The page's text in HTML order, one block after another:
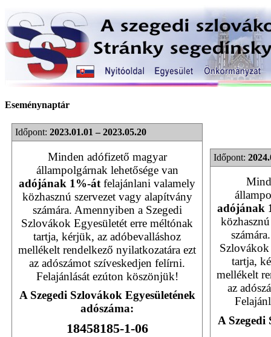
Eseménynaptár
Időpont: 2023.01.01 – 2023.05.20
Minden adófizető magyar
állampolgárnak lehetősége van
adójának 1%-át felajánlani valamely
közhasznú szervezet vagy alapítvány
számára. Amennyiben a Szegedi
Szlovákok Egyesületét erre méltónak
tartja, kérjük, az adóbevalláshoz
mellékelt rendelkező nyilatkozatára ezt
az adószámot szíveskedjen felírni.
Felajánlását ezúton köszönjük!
A Szegedi Szlovákok Egyesületének
adószáma:
18458185-1-06
Időpont:
adójának
Szlovákok
tartja,
mellékelt
az
A Szegedi